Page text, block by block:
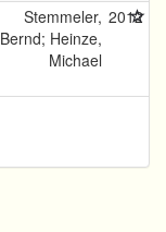
Stemmeler,
Bernd; Heinze,
Michael
2012